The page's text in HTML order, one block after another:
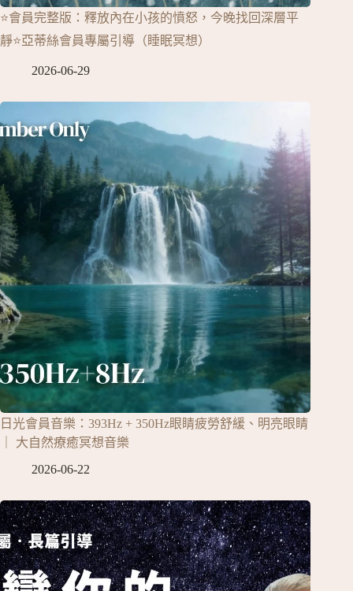
⭐會員完整版：釋放內在小孩的憤怒，今晚找回深層平
靜⭐亞蒂絲會員專屬引導（睡眠冥想）
2026-06-29
日光會員音樂：393Hz + 350Hz眼睛疲勞舒緩、明亮眼睛
｜ 大自然療癒冥想音樂
2026-06-22